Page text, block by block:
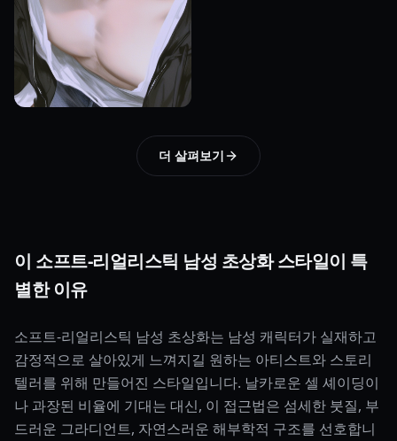
더 살펴보기
이 소프트-리얼리스틱 남성 초상화 스타일이 특
별한 이유
소프트-리얼리스틱 남성 초상화는 남성 캐릭터가 실재하고
감정적으로 살아있게 느껴지길 원하는 아티스트와 스토리
텔러를 위해 만들어진 스타일입니다. 날카로운 셀 셰이딩이
나 과장된 비율에 기대는 대신, 이 접근법은 섬세한 붓질, 부
드러운 그라디언트, 자연스러운 해부학적 구조를 선호합니